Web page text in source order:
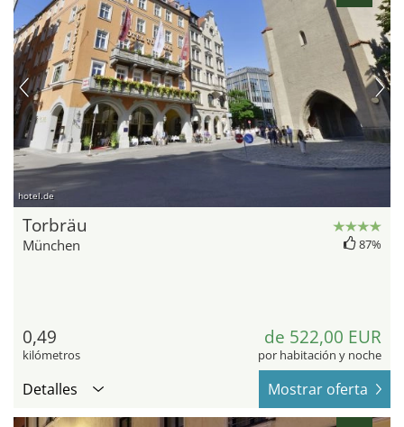
hotel.de
Torbräu
München 87%
0,49
kilómetros
de 522,00 EUR
por habitación y noche
Detalles Mostrar oferta